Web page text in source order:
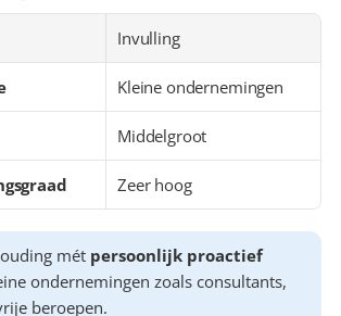
Invulling
Kleine ondernemingen
Middelgroot
Zeer hoog
mét persoonlijk proactief
ondernemingen zoals consultants,
beroepen.